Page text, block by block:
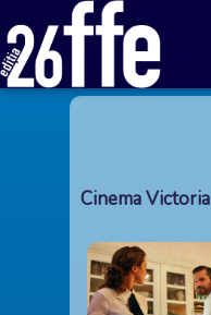
Cinema Victoria